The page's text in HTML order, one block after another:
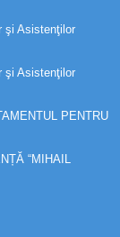
şi Asistenţilor
şi Asistenţilor
PENTRU
“MIHAIL